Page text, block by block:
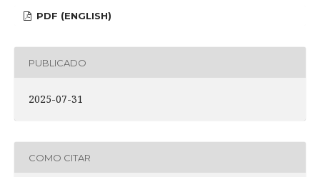
PDF (ENGLISH)
PUBLICADO
2025-07-31
COMO CITAR